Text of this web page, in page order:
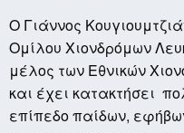
Ο Γιάννος
Ομίλου Χιονδρόμων
μέλος των Εθνικών
και έχει κατακτήσει
επίπεδο παίδων,